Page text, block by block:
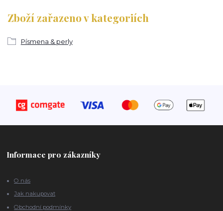
Zboží zařazeno v kategoriích
Písmena & perly
Informace pro zákazníky
O nás
Jak nakupovat
Obchodní podmínky